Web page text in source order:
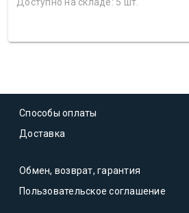
Способы оплаты
Доставка
Обмен, возврат, гарантия
Пользовательское соглашение